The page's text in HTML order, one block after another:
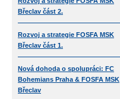
Břeclav část 2.
Rozvoj a strategie FOSFA MSK
Břeclav část 1.
Nová dohoda o spolupráci: FC
Bohemians Praha & FOSFA MSK
Břeclav